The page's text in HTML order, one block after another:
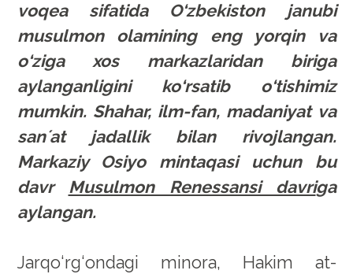
voqea sifatida O‘zbekiston janubi
musulmon olamining eng yorqin va
o‘ziga xos markazlaridan biriga
aylanganligini ko‘rsatib o‘tishimiz
mumkin. Shahar, ilm-fan, madaniyat va
sanʼat jadallik bilan rivojlangan.
Markaziy Osiyo mintaqasi uchun bu
davr Musulmon Renessansi davriga
aylangan.
Jarqo‘rg‘ondagi minora, Hakim at-